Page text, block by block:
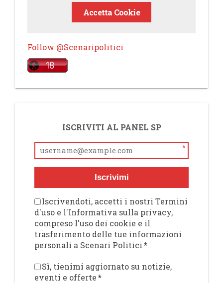
Accetta Cookie
Follow @Scenaripolitici
ISCRIVITI AL PANEL SP
*
Iscrivimi
Iscrivendoti, accetti i nostri Termini
d'uso e l'Informativa sulla privacy,
compreso l'uso dei cookie e il
trasferimento delle tue informazioni
personali a Scenari Politici*
Sì, tienimi aggiornato su notizie,
eventi e offerte*